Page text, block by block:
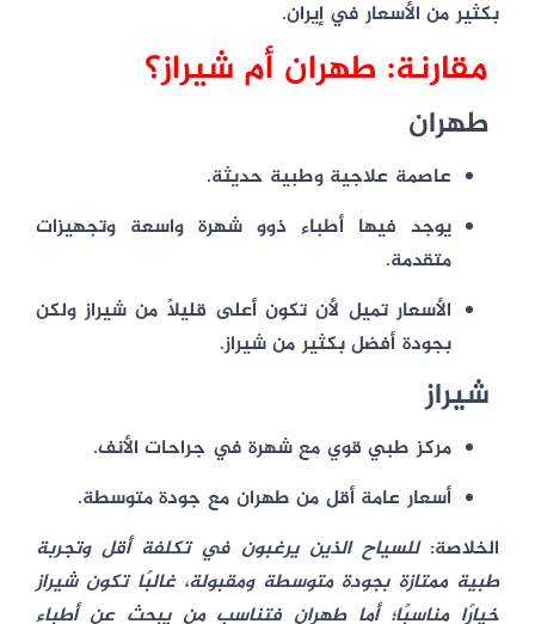
بكثير من الأسعار في إيران.
مقارنة:طهران أم شيراز؟
طهران
عاصمة علاجية وطبية حديثة.
يوجد فيها أطباء ذوو شهرة واسعة وتجهيزات
متقدمة.
الأسعار تميل لأن تكون أعلى قليلًا من شيراز ولكن
بجودة أفضل بكثير من شيراز.
شيراز
مركز طبي قوي مع شهرة في جراحات الأنف.
أسعار عامة أقل من طهران مع جودة متوسطة.
الخلاصة:
للسياح الذين يرغبون في تكلفة أقل وتجربة
طبية ممتازة بجودة متوسطة ومقبولة، غالبًا تكونشيراز
خيارًا مناسبًا؛ أما طهران فتناسب من يبحث عن أطباء